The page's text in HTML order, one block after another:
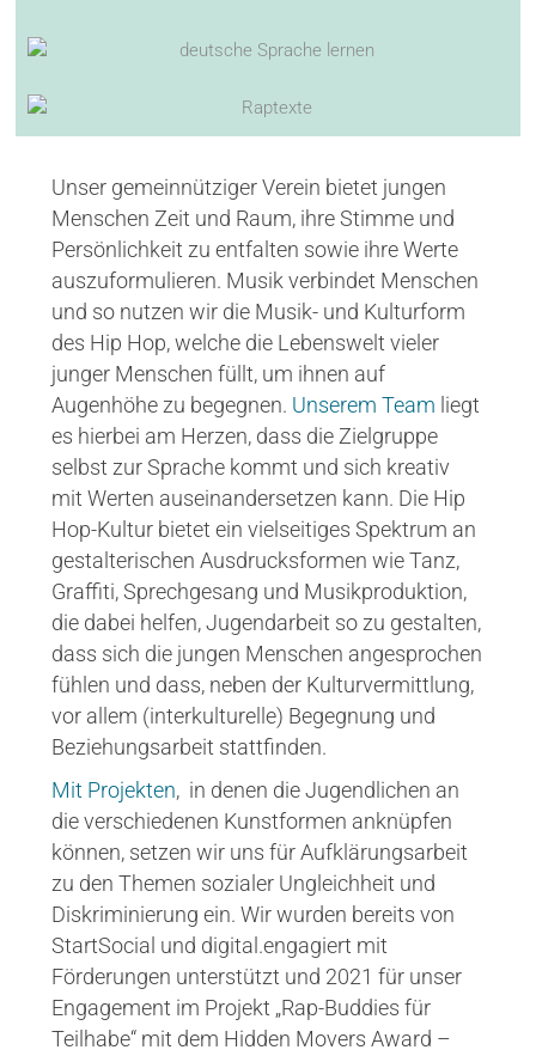
Unser gemeinnütziger Verein bietet jungen
Menschen Zeit und Raum, ihre Stimme und
Persönlichkeit zu entfalten sowie ihre Werte
auszuformulieren. Musik verbindet Menschen
und so nutzen wir die Musik- und Kulturform
des Hip Hop, welche die Lebenswelt vieler
junger Menschen füllt, um ihnen auf
Augenhöhe zu begegnen. Unserem Team liegt
es hierbei am Herzen, dass die Zielgruppe
selbst zur Sprache kommt und sich kreativ
mit Werten auseinandersetzen kann. Die Hip
Hop-Kultur bietet ein vielseitiges Spektrum an
gestalterischen Ausdrucksformen wie Tanz,
Graffiti, Sprechgesang und Musikproduktion,
die dabei helfen, Jugendarbeit so zu gestalten,
dass sich die jungen Menschen angesprochen
fühlen und dass, neben der Kulturvermittlung,
vor allem (interkulturelle) Begegnung und
Beziehungsarbeit stattfinden.
Mit Projekten, in denen die Jugendlichen an
die verschiedenen Kunstformen anknüpfen
können, setzen wir uns für Aufklärungsarbeit
zu den Themen sozialer Ungleichheit und
Diskriminierung ein. Wir wurden bereits von
StartSocial und digital.engagiert mit
Förderungen unterstützt und 2021 für unser
Engagement im Projekt „Rap-Buddies für
Teilhabe“ mit dem Hidden Movers Award –